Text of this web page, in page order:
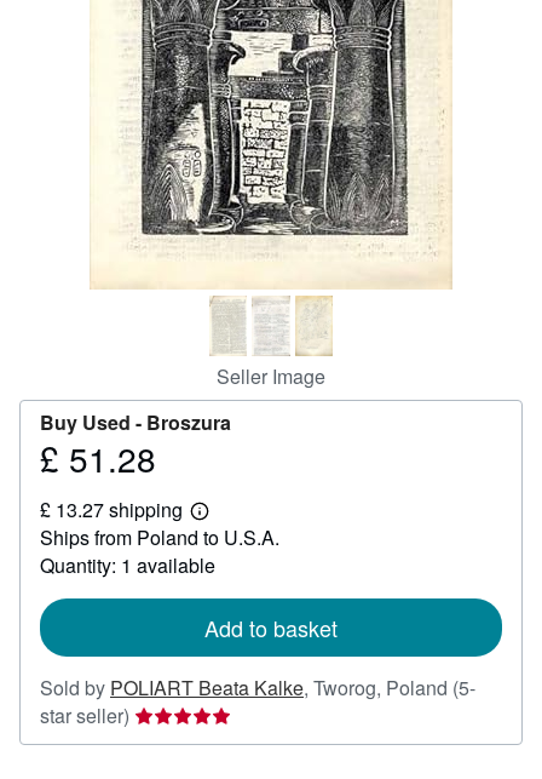
Seller Image
Buy Used - Broszura
Price
51.28
£ 51.28
£ 13.27 shipping
Learn
more
about
shipping
Ships from Poland to U.S.A.
Quantity: 1 available
Add to basket
Sold by POLIART Beata Kalke, Tworog, Poland (5-
star seller) Seller
rating